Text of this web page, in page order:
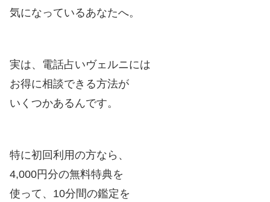
気になっているあなたへ。
実は、電話占いヴェルニには
お得に相談できる方法が
いくつかあるんです。
特に初回利用の方なら、
4,000円分の無料特典を
使って、10分間の鑑定を